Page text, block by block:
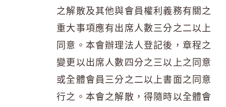
之解散及其他與會員權利義務有關之
重大事項應有出席人數三分之二以上
同意。本會辦理法人登記後，章程之
變更以出席人數四分之三以上之同意
或全體會員三分之二以上書面之同意
行之。本會之解散，得隨時以全體會